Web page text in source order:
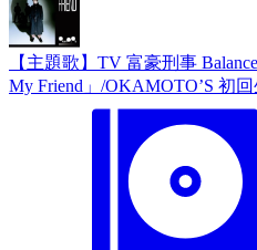
【主題歌】TV 富豪刑事
My Friend」/OKAMOTO’S 初